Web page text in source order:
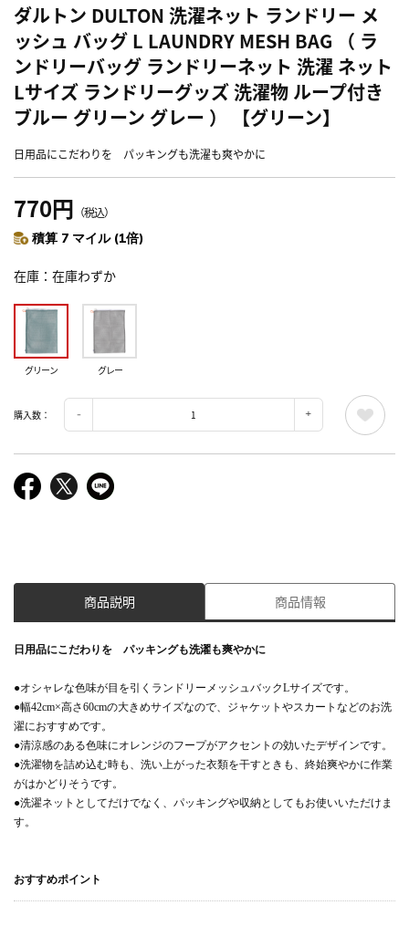
ダルトン DULTON 洗濯ネット ランドリー メ
ッシュ バッグ L LAUNDRY MESH BAG （ ラ
ンドリーバッグ ランドリーネット 洗濯 ネット
Lサイズ ランドリーグッズ 洗濯物 ループ付き
ブルー グリーン グレー ） 【グリーン】
日用品にこだわりを パッキングも洗濯も爽やかに
770円 （税込）
積算 7 マイル (1倍)
在庫 在庫わずか
グリーン グレー
購入数：
商品説明 商品情報
日用品にこだわりを パッキングも洗濯も爽やかに
●オシャレな色味が目を引くランドリーメッシュバックLサイズです。
●幅42cm×高さ60cmの大きめサイズなので、ジャケットやスカートなどのお洗
濯におすすめです。
●清涼感のある色味にオレンジのフープがアクセントの効いたデザインです。
●洗濯物を詰め込む時も、洗い上がった衣類を干すときも、終始爽やかに作業
がはかどりそうです。
●洗濯ネットとしてだけでなく、パッキングや収納としてもお使いいただけま
す。
おすすめポイント